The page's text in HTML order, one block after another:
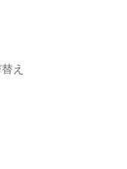
え